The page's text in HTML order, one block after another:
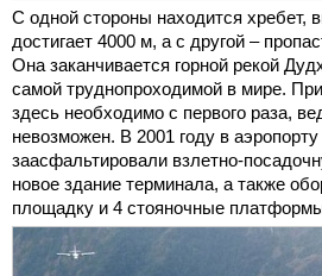
С одной стороны находится хребет,
достигает 4000 м, а с другой –
Она заканчивается горной рекой
самой труднопроходимой в мире.
здесь необходимо с первого раза,
невозможен. В 2001 году в
заасфальтировали взлетно-
новое здание терминала, а также
площадку и 4 стояночные